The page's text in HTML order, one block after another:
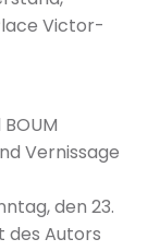
Victor-
Vernissage
den 23.
des Autors